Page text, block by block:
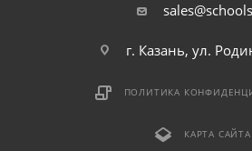
г. Казань, ул.
ПОЛИТИКА
КАРТА САЙТА